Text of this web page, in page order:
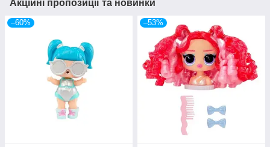
Акційні пропозиції та новинки
–60% –53%